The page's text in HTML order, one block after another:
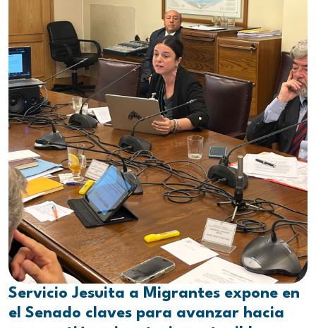
Servicio Jesuita a Migrantes expone en
el Senado claves para avanzar hacia